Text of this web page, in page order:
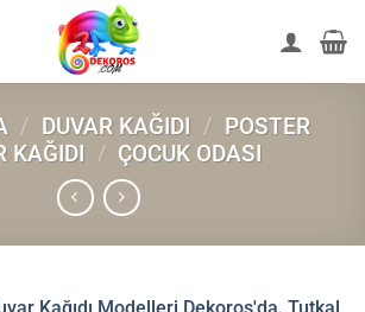
/ DUVAR KAĞIDI / POSTER
KAĞIDI / ÇOCUK ODASI